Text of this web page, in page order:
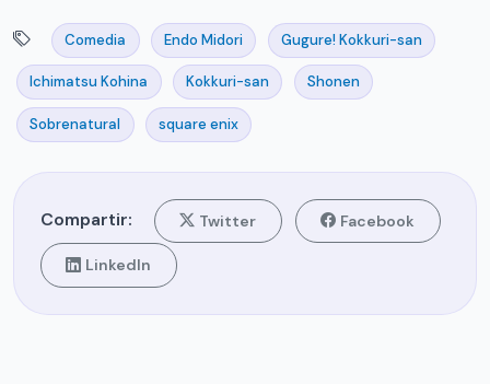
Comedia Endo Midori Gugure! Kokkuri-san
Ichimatsu Kohina Kokkuri-san Shonen
Sobrenatural square enix
Compartir: Twitter Facebook
LinkedIn